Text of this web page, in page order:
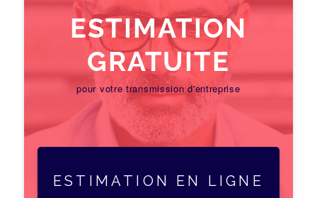
ESTIMATION
GRATUITE
pour votre transmission d'entreprise
ESTIMATION EN LIGNE